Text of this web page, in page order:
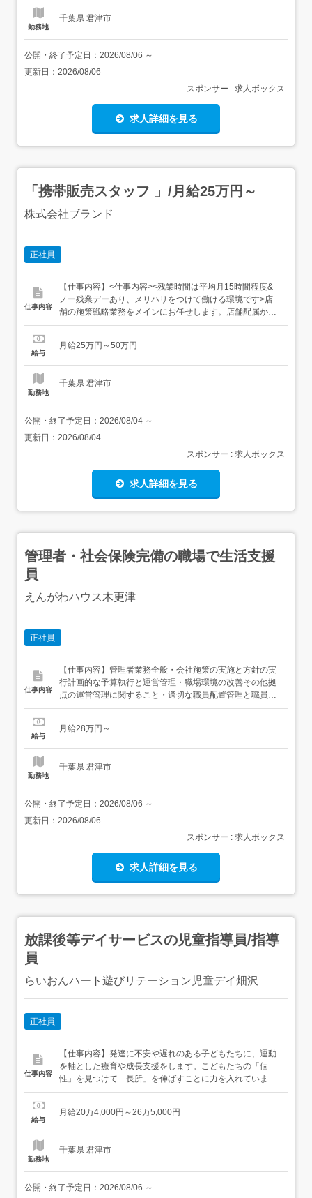
勤務地
千葉県 君津市
公開・終了予定日： 2026/08/06 ～
更新日： 2026/08/06
スポンサー : 求人ボックス
求人詳細を見る
「携帯販売スタッフ 」/月給25万円～
株式会社ブランド
正社員
仕事内容
【仕事内容】<仕事内容><残業時間は平均月15時間程度&
ノー残業デーあり、メリハリをつけて働ける環境です>店
舗の施策戦略業務をメインにお任せします。店舗配属から
半年程度は販売・サービススタッフとしての経験を積んで
ンです。それに加え、15名前後のスタッフのシフト作成や
給与
月給25万円～50万円
勤務地
千葉県 君津市
公開・終了予定日： 2026/08/04 ～
更新日： 2026/08/04
スポンサー : 求人ボックス
求人詳細を見る
管理者・社会保険完備の職場で生活支援
員
えんがわハウス木更津
正社員
仕事内容
【仕事内容】管理者業務全般・会社施策の実施と方針の実
行計画的な予算執行と運営管理・職場環境の改善その他拠
点の運営管理に関すること・適切な職員配置管理と職員の
定着化・職員の採用・勤怠管理・育成行事・地域交流等の
待防止や人権擁護に関する職員教育事業報告書等行政への
給与
月給28万円～
勤務地
千葉県 君津市
公開・終了予定日： 2026/08/06 ～
更新日： 2026/08/06
スポンサー : 求人ボックス
求人詳細を見る
放課後等デイサービスの児童指導員/指導
員
らいおんハート遊びリテーション児童デイ畑沢
正社員
仕事内容
【仕事内容】発達に不安や遅れのある子どもたちに、運動
を軸とした療育や成長支援をします。こどもたちの「個
性」を見つけて「長所」を伸ばすことに力を入れていま
す。未経験の方やブランクある方も大歓迎!しっかりサポー
域の子供たちの笑顔のために一緒に働いていただける方心
給与
月給20万4,000円～26万5,000円
勤務地
千葉県 君津市
公開・終了予定日： 2026/08/06 ～